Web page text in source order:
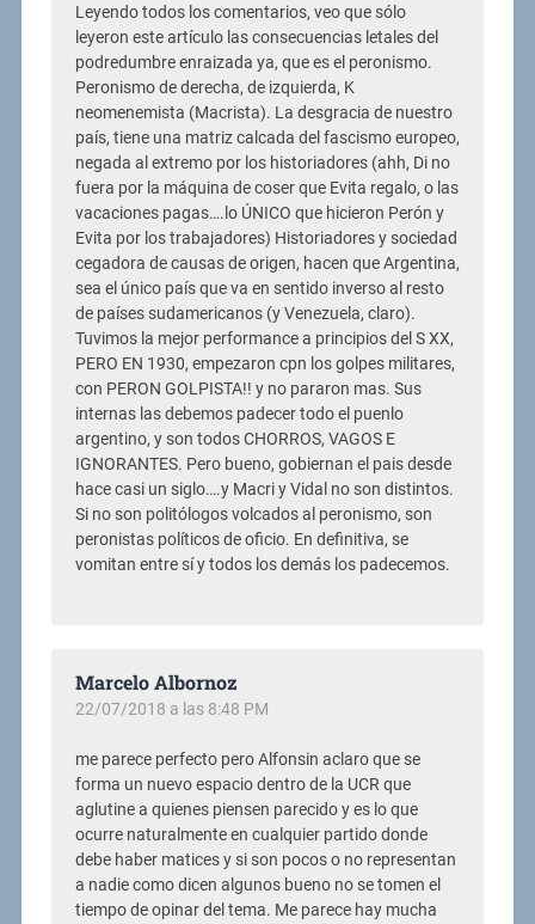
Leyendo todos los comentarios, veo que sólo
leyeron este artículo las consecuencias letales del
podredumbre enraizada ya, que es el peronismo.
Peronismo de derecha, de izquierda, K
neomenemista (Macrista). La desgracia de nuestro
país, tiene una matriz calcada del fascismo europeo,
negada al extremo por los historiadores (ahh, Di no
fuera por la máquina de coser que Evita regalo, o las
vacaciones pagas….lo ÚNICO que hicieron Perón y
Evita por los trabajadores) Historiadores y sociedad
cegadora de causas de origen, hacen que Argentina,
sea el único país que va en sentido inverso al resto
de países sudamericanos (y Venezuela, claro).
Tuvimos la mejor performance a principios del S XX,
PERO EN 1930, empezaron cpn los golpes militares,
con PERON GOLPISTA!! y no pararon mas. Sus
internas las debemos padecer todo el puenlo
argentino, y son todos CHORROS, VAGOS E
IGNORANTES. Pero bueno, gobiernan el pais desde
hace casi un siglo….y Macri y Vidal no son distintos.
Si no son politólogos volcados al peronismo, son
peronistas políticos de oficio. En definitiva, se
vomitan entre sí y todos los demás los padecemos.
Marcelo Albornoz
22/07/2018 a las 8:48 PM
me parece perfecto pero Alfonsin aclaro que se
forma un nuevo espacio dentro de la UCR que
aglutine a quienes piensen parecido y es lo que
ocurre naturalmente en cualquier partido donde
debe haber matices y si son pocos o no representan
a nadie como dicen algunos bueno no se tomen el
tiempo de opinar del tema. Me parece hay mucha